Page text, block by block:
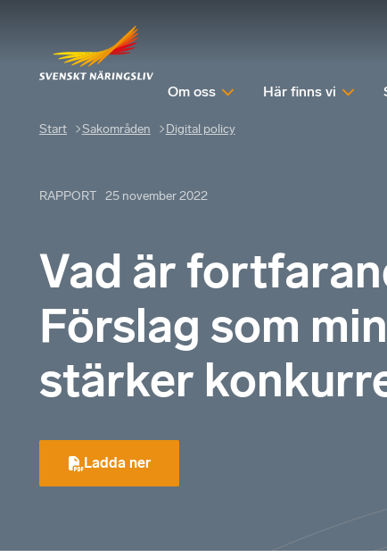
Om oss Här finns vi
Start Sakområden Digital policy
RAPPORT 25 november 2022
Vad är
Förslag som
stärker
Ladda ner